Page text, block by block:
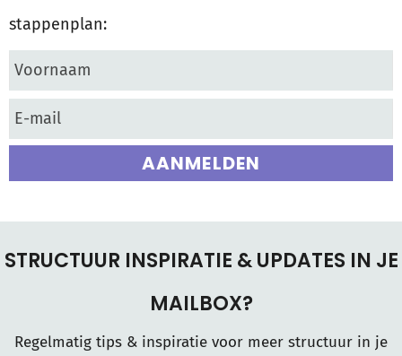
stappenplan:
AANMELDEN
STRUCTUUR INSPIRATIE & UPDATES IN JE
MAILBOX?
Regelmatig tips & inspiratie voor meer structuur in je